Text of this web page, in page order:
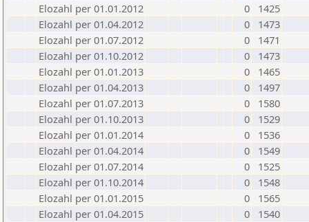
Elozahl per 01.01.2012
0
1425
Elozahl per 01.04.2012
0
1473
Elozahl per 01.07.2012
0
1471
Elozahl per 01.10.2012
0
1473
Elozahl per 01.01.2013
0
1465
Elozahl per 01.04.2013
0
1497
Elozahl per 01.07.2013
0
1580
Elozahl per 01.10.2013
0
1529
Elozahl per 01.01.2014
0
1536
Elozahl per 01.04.2014
0
1549
Elozahl per 01.07.2014
0
1525
Elozahl per 01.10.2014
0
1548
Elozahl per 01.01.2015
0
1565
Elozahl per 01.04.2015
0
1540